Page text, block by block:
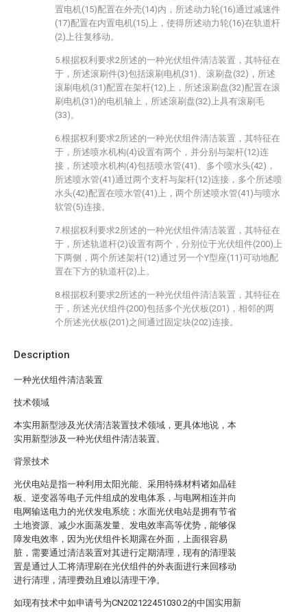
Description
一种光伏组件清洁装置
技术领域
本实用新型涉及光伏清洁装置技术领域，更具体地说，本
实用新型涉及一种光伏组件清洁装置。
背景技术
光伏电站是指一种利用太阳光能、采用特殊材料诸如晶硅
板、逆变器等电子元件组成的发电体系，与电网相连并向
电网输送电力的光伏发电系统；水面光伏电站是拥有节省
土地资源、减少水面蒸发量、发电效率高等优势，能够保
障发电效率，因为光伏组件长期露在外面，上面很容易
脏，需要通过清洁装置对其进行定期清理，现有的清理装
置是通过人工将清理刷在光伏组件的外表面进行来回移动
进行清理，清理费劲且难以清理干净。
如现有技术中如申请号为CN202122451030.2的中国实用新
置电机(15)配置在外壳(14)内，所述动力轮(16)通过减速件
(17)配置在内置电机(15)上，使得所述动力轮(16)在轨道杆
(2)上往复移动。
5.根据权利要求2所述的一种光伏组件清洁装置，其特征在
于，所述滚刷件(3)包括滚刷电机(31)、滚刷盘(32)，所述
滚刷电机(31)配置在架杆(12)上，所述滚刷盘(32)配置在滚
刷电机(31)的电机轴上，所述滚刷盘(32)上具有滚刷毛
(33)。
6.根据权利要求2所述的一种光伏组件清洁装置，其特征在
于，所述喷水机构(4)设置有两个，并分别与架杆(12)连
接，所述喷水机构(4)包括喷水管(41)、多个喷水头(42)，
所述喷水管(41)通过两个支杆与架杆(12)连接，多个所述喷
水头(42)配置在喷水管(41)上，两个所述喷水管(41)与喷水
软管(5)连接。
7.根据权利要求2所述的一种光伏组件清洁装置，其特征在
于，所述轨道杆(2)设置有两个，分别位于光伏组件(200)上
下两侧，两个所述架杆(12)通过另一个Y型座(11)可动地配
置在下方的轨道杆(2)上。
8.根据权利要求2所述的一种光伏组件清洁装置，其特征在
于，所述光伏组件(200)包括多个光伏板(201)，相邻的两
个所述光伏板(201)之间通过固定块(202)连接。